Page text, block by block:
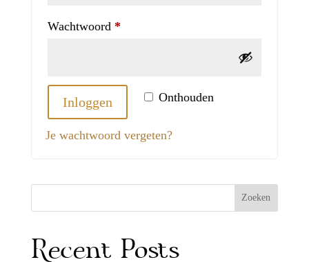
Wachtwoord *Vereist
Onthouden
Inloggen
Je wachtwoord vergeten?
Zoeken
Recent Posts